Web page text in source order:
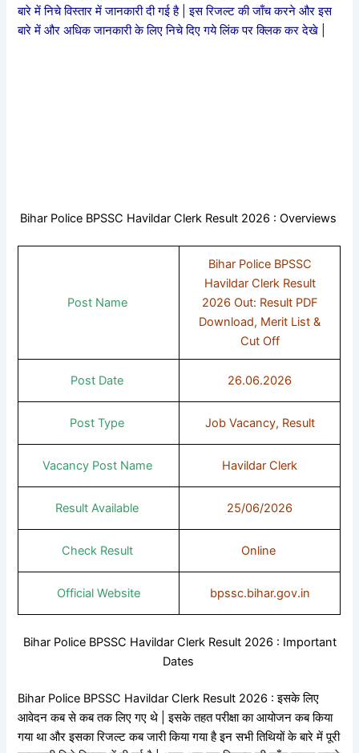
बारे में निचे विस्तार में जानकारी दी गई है | इस रिजल्ट की जाँच करने और इस
बारे में और अधिक जानकारी के लिए निचे दिए गये लिंक पर क्लिक कर देखे |
Bihar Police BPSSC Havildar Clerk Result 2026 : Overviews
Post Name
Bihar Police BPSSC
Havildar Clerk Result
2026 Out: Result PDF
Download, Merit List &
Cut Off
Post Date 26.06.2026
Post Type Job Vacancy, Result
Vacancy Post Name Havildar Clerk
Result Available 25/06/2026
Check Result Online
Official Website bpssc.bihar.gov.in
Bihar Police BPSSC Havildar Clerk Result 2026 : Important
Dates
Bihar Police BPSSC Havildar Clerk Result 2026 : इसके लिए
आवेदन कब से कब तक लिए गए थे | इसके तहत परीक्षा का आयोजन कब किया
गया था और इसका रिजल्ट कब जारी किया गया है इन सभी तिथियों के बारे में पूरी